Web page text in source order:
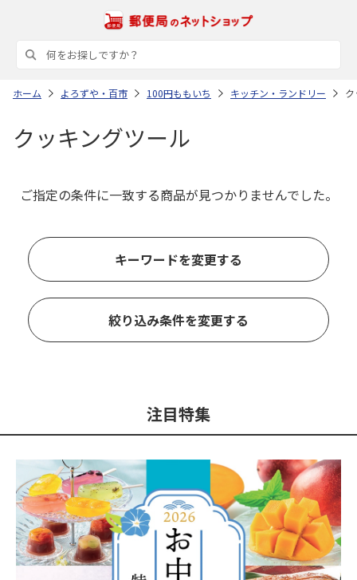
ホーム よろずや・百市 100円ももいち キッチン・ランドリー
クッキングツール
ご指定の条件に一致する商品が見つかりませんでした。
キーワードを変更する
絞り込み条件を変更する
注目特集